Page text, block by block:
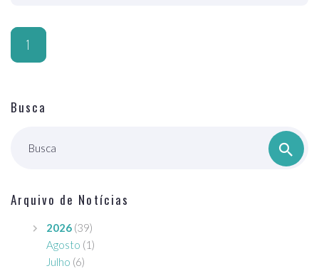
1
Busca
Busca
Arquivo de Notícias
2026 (39)
Agosto (1)
Julho (6)